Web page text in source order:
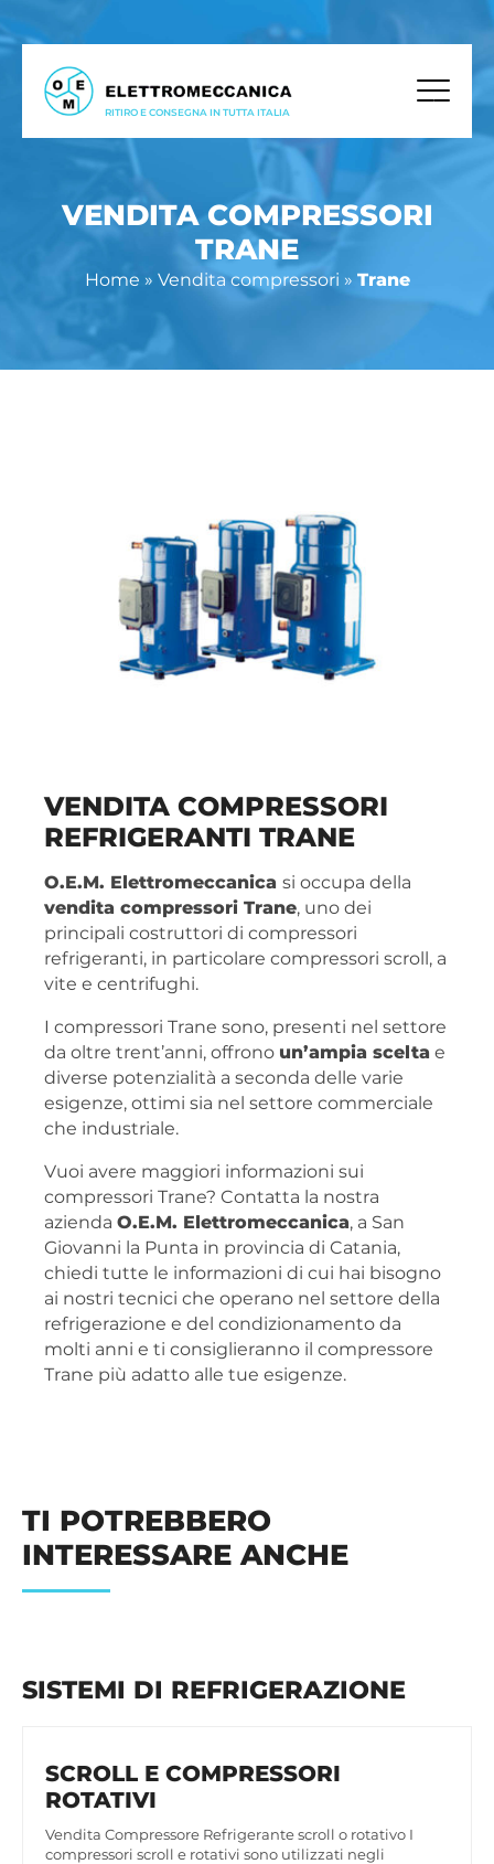
RITIRO E CONSEGNA IN TUTTA ITALIA
VENDITA COMPRESSORI
TRANE
Home » Vendita compressori » Trane
VENDITA COMPRESSORI
REFRIGERANTI TRANE
O.E.M. Elettromeccanica si occupa della
vendita compressori Trane, uno dei
principali costruttori di compressori
refrigeranti, in particolare compressori scroll, a
vite e centrifughi.
I compressori Trane sono, presenti nel settore
da oltre trent’anni, offrono un’ampia scelta e
diverse potenzialità a seconda delle varie
esigenze, ottimi sia nel settore commerciale
che industriale.
Vuoi avere maggiori informazioni sui
compressori Trane? Contatta la nostra
azienda O.E.M. Elettromeccanica, a San
Giovanni la Punta in provincia di Catania,
chiedi tutte le informazioni di cui hai bisogno
ai nostri tecnici che operano nel settore della
refrigerazione e del condizionamento da
molti anni e ti consiglieranno il compressore
Trane più adatto alle tue esigenze.
TI POTREBBERO
INTERESSARE ANCHE
SISTEMI DI REFRIGERAZIONE
SCROLL E COMPRESSORI
ROTATIVI
Vendita Compressore Refrigerante scroll o rotativo I
compressori scroll e rotativi sono utilizzati negli